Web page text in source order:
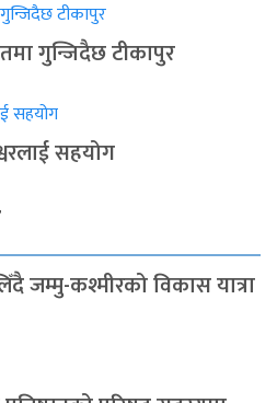
गुन्जिदैछ टीकापुर
सहयोग
जम्मु-कश्मीरको विकास यात्रा